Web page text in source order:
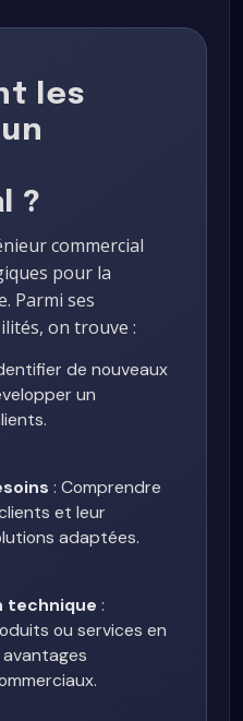
les
?
commercial
pour la
Parmi ses
on trouve :
de nouveaux
un
: Comprendre
et leur
adaptées.
technique :
ou services en